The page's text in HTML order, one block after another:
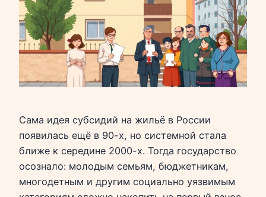
Сама идея субсидий на жильё в России
появилась ещё в 90-х, но системной стала
ближе к середине 2000-х. Тогда государство
осознало: молодым семьям, бюджетникам,
многодетным и другим социально уязвимым